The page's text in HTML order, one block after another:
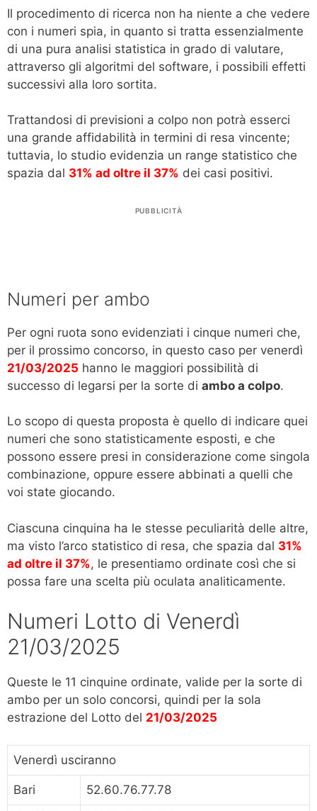
Il procedimento di ricerca non ha niente a che vedere
con i numeri spia, in quanto si tratta essenzialmente
di una pura analisi statistica in grado di valutare,
attraverso gli algoritmi del software, i possibili effetti
successivi alla loro sortita.
Trattandosi di previsioni a colpo non potrà esserci
una grande affidabilità in termini di resa vincente;
tuttavia, lo studio evidenzia un range statistico che
spazia dal 31% ad oltre il 37% dei casi positivi.
PUBBLICITÀ
Numeri per ambo
Per ogni ruota sono evidenziati i cinque numeri che,
per il prossimo concorso, in questo caso per venerdì
21/03/2025 hanno le maggiori possibilità di
successo di legarsi per la sorte di ambo a colpo.
Lo scopo di questa proposta è quello di indicare quei
numeri che sono statisticamente esposti, e che
possono essere presi in considerazione come singola
combinazione, oppure essere abbinati a quelli che
voi state giocando.
Ciascuna cinquina ha le stesse peculiarità delle altre,
ma visto l’arco statistico di resa, che spazia dal 31%
ad oltre il 37%, le presentiamo ordinate così che si
possa fare una scelta più oculata analiticamente.
Numeri Lotto di Venerdì
21/03/2025
Queste le 11 cinquine ordinate, valide per la sorte di
ambo per un solo concorsi, quindi per la sola
estrazione del Lotto del 21/03/2025
Venerdì usciranno
Bari 52.60.76.77.78